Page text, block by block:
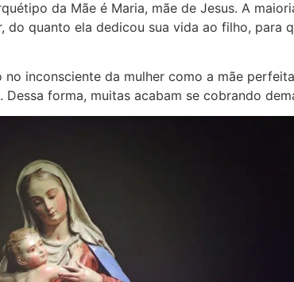
da Mãe é Maria, mãe de Jesus. A
quanto ela dedicou sua vida ao filho, para
no inconsciente da mulher como a mãe
forma, muitas acabam se cobrando